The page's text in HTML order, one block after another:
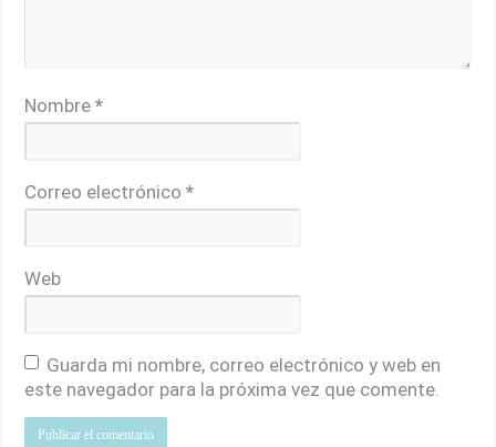
Nombre*
Correo electrónico*
Web
Guarda mi nombre, correo electrónico y web en
este navegador para la próxima vez que comente.